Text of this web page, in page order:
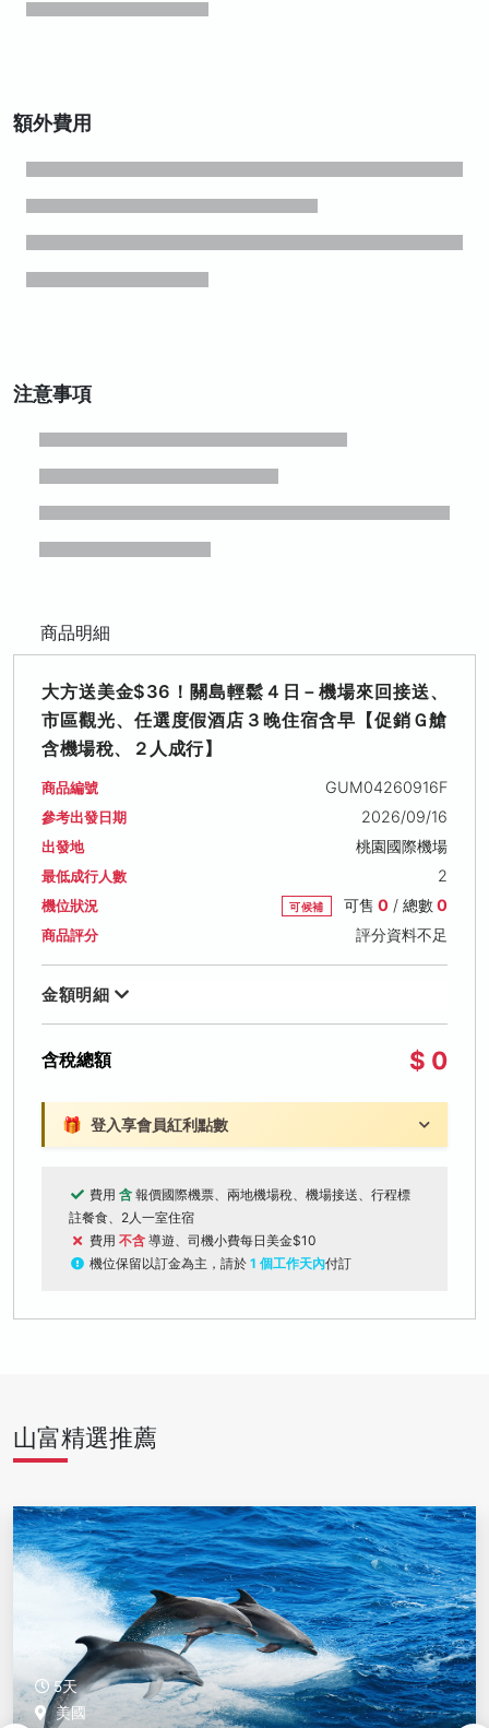
額外費用
注意事項
商品明細
大方送美金$36！關島輕鬆４日－機場來回接送、
市區觀光、任選度假酒店３晚住宿含早【促銷Ｇ艙
含機場稅、２人成行】
商品編號 GUM04260916F
參考出發日期 2026/09/16
出發地 桃園國際機場
最低成行人數 2
機位狀況 可候補 可售 0/ 總數0
商品評分 評分資料不足
金額明細
含稅總額 $ 0
🎁 登入享會員紅利點數
費用 含 報價國際機票、兩地機場稅、機場接送、行程標
註餐食、2人一室住宿
費用 不含 導遊、司機小費每日美金$10
機位保留以訂金為主，請於 1 個工作天內付訂
山富精選推薦
5天
美國